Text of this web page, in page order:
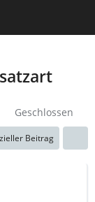
Geschlossen
Beitrag